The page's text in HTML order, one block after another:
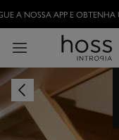
A NOSSA APP E